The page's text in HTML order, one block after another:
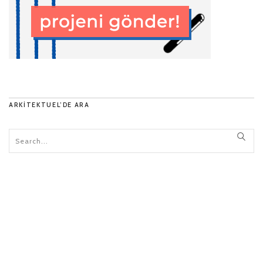
ARKITEKTUEL’DE ARA